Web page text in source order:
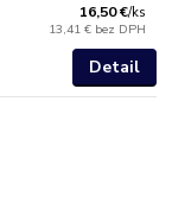
16,50 €/ks
13,41 € bez DPH
Detail